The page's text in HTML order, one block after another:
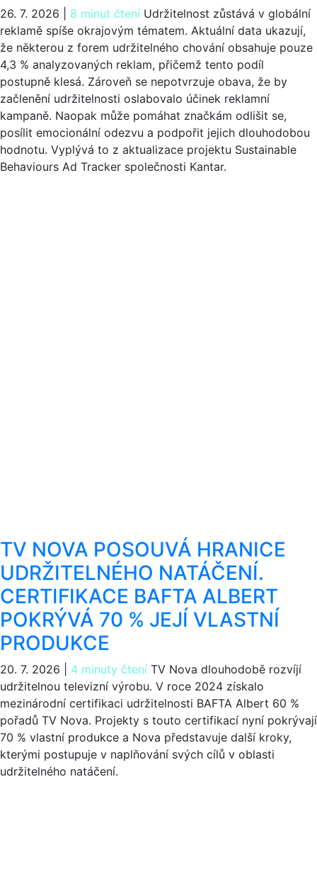
26. 7. 2026 8 minut čtení Udržitelnost zůstává v globální
reklamě spíše okrajovým tématem. Aktuální data ukazují,
že některou z forem udržitelného chování obsahuje pouze
4,3 % analyzovaných reklam, přičemž tento podíl
postupně klesá. Zároveň se nepotvrzuje obava, že by
začlenění udržitelnosti oslabovalo účinek reklamní
kampaně. Naopak může pomáhat značkám odlišit se,
posílit emocionální odezvu a podpořit jejich dlouhodobou
hodnotu. Vyplývá to z aktualizace projektu Sustainable
Behaviours Ad Tracker společnosti Kantar.
TV NOVA POSOUVÁ HRANICE
UDRŽITELNÉHO NATÁČENÍ.
CERTIFIKACE BAFTA ALBERT
POKRÝVÁ 70 % JEJÍ VLASTNÍ
PRODUKCE
20. 7. 2026 4 minuty čtení TV Nova dlouhodobě rozvíjí
udržitelnou televizní výrobu. V roce 2024 získalo
mezinárodní certifikaci udržitelnosti BAFTA Albert 60 %
pořadů TV Nova. Projekty s touto certifikací nyní pokrývají
70 % vlastní produkce a Nova představuje další kroky,
kterými postupuje v naplňování svých cílů v oblasti
udržitelného natáčení.